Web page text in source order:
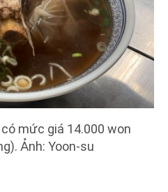
mức giá 14.000 won
Ảnh: Yoon-su